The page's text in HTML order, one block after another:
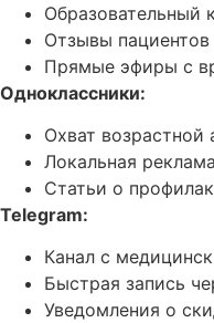
Образовательный
Отзывы пациентов
Прямые эфиры с
Одноклассники:
Охват возрастной
Локальная реклама
Статьи о
Telegram:
Канал с
Быстрая запись
Уведомления о